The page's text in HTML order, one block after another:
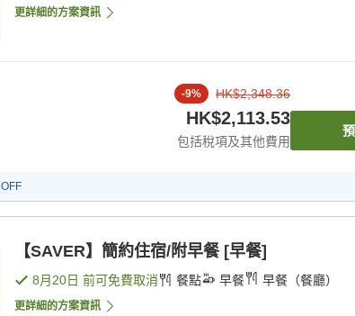
更詳細的方案資訊
-9% HK$2,348.36
HK$2,113.53
包括稅項及其他費用
OFF
【SAVER】簡約住宿/附早餐 [早餐]
8月20日 前可免費取消 餐點 早餐 早餐（餐廳）
更詳細的方案資訊